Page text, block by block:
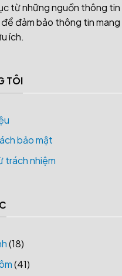
từ những nguồn thông tin
để đảm bảo thông tin
ích.
TÔI
bảo mật
trách nhiệm
(18)
(41)